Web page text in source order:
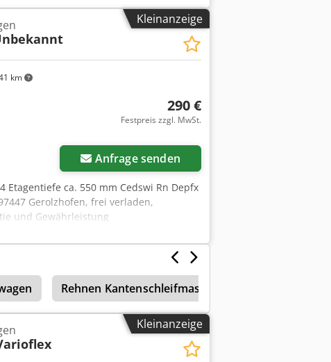
Kleinanzeige
km
290 €
Festpreis zzgl. MwSt.
Anfrage senden
ca. 550 mm Cedswi Rn Depfx
Gerolzhofen, frei verladen,
und Gewährleistung
Rehnen Kantenschleifmaschine
Kleinanzeige